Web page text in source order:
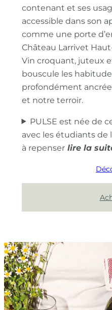
contenant et ses
accessible dans son
comme une porte
Château Larrivet
Vin croquant, juteux
bouscule les
profondément
et notre terroir.
PULSE est née de
avec les étudiants de
à repenser